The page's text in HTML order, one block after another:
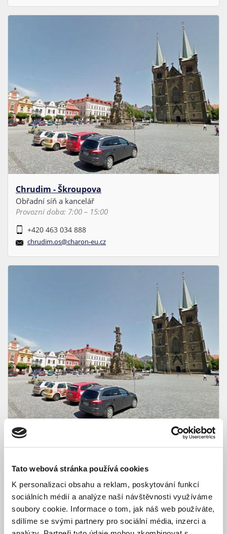
Tato webová stránka používá cookies
K personalizaci obsahu a reklam, poskytování funkcí
sociálních médií a analýze naší návštěvnosti využíváme
soubory cookie. Informace o tom, jak náš web používáte,
sdílíme se svými partnery pro sociální média, inzerci a
Chrudim - Škroupova
Obřadní síň a kancelář
Provozní doba: 7:00 – 15:00
+420 463 034 888
chrudim.os@charon-eu.cz
Chrudim - Poděbradova
+420 469 623 545
chrudim.kancelar@charon-eu.cz